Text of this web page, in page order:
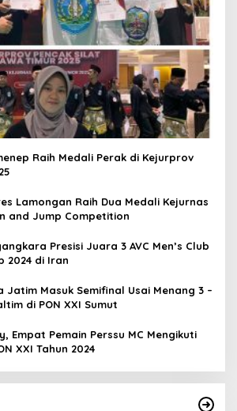
Raih Medali Perak di Kejurprov
Lamongan Raih Dua Medali Kejurnas
and Jump Competition
Presisi Juara 3 AVC Men’s Club
2024 di Iran
Jatim Masuk Semifinal Usai Menang 3 –
di PON XXI Sumut
Empat Pemain Perssu MC Mengikuti
XXI Tahun 2024